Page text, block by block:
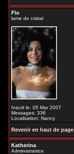
Flo
lame de cristal
Inscrit le: 05 Mar 2007
Messages: 336
Localisation: Nancy
Revenir en haut de page
Katherina
Administratrice